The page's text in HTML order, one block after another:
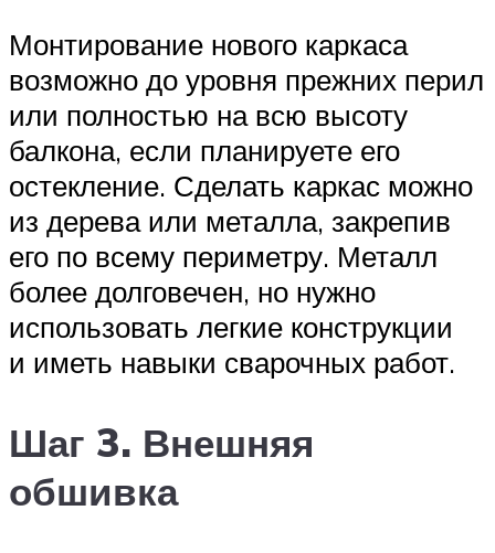
Монтирование нового каркаса
возможно до уровня прежних перил
или полностью на всю высоту
балкона, если планируете его
остекление. Сделать каркас можно
из дерева или металла, закрепив
его по всему периметру. Металл
более долговечен, но нужно
использовать легкие конструкции
и иметь навыки сварочных работ.
Шаг 3. Внешняя
обшивка